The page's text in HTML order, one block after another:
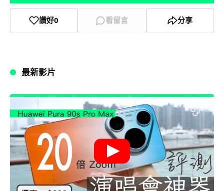
讚好0 看留言 分享
最新影片